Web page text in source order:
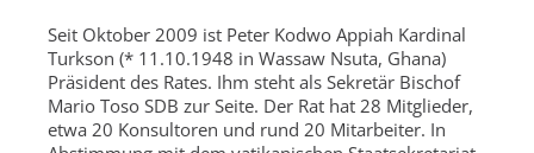
Seit Oktober 2009 ist Peter Kodwo Appiah Kardinal
Turkson (* 11.10.1948 in Wassaw Nsuta, Ghana)
Präsident des Rates. Ihm steht als Sekretär Bischof
Mario Toso SDB zur Seite. Der Rat hat 28 Mitglieder,
etwa 20 Konsultoren und rund 20 Mitarbeiter. In